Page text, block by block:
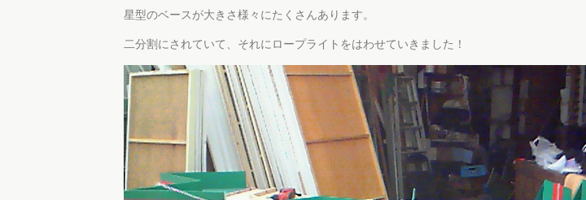
星型のベースが大きさ様々にたくさんあります。
二分割にされていて、それにロープライトをはわせていきました！